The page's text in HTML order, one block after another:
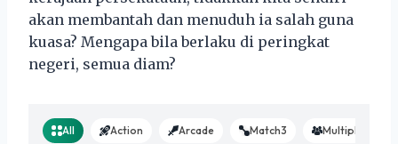
akan membantah dan menuduh ia salah guna
kuasa? Mengapa bila berlaku di peringkat
negeri, semua diam?